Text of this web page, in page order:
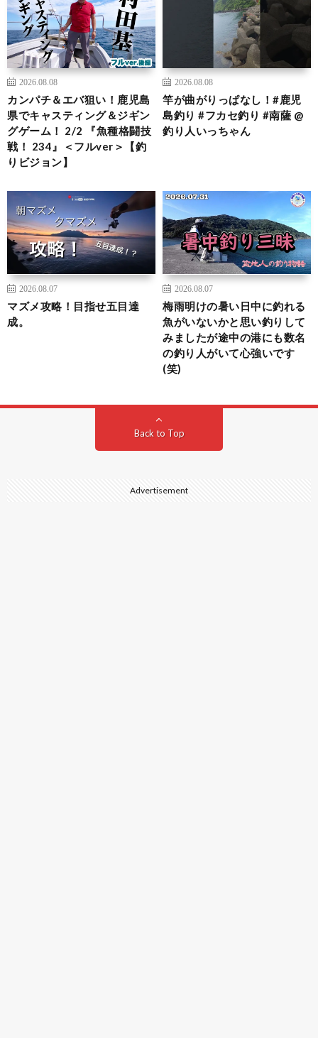
2026.08.08
カンパチ＆エバ狙い！鹿児島
県でキャスティング＆ジギン
グゲーム！ 2/2 『魚種格闘技
戦！ 234』＜フルver＞【釣
りビジョン】
2026.08.08
竿が曲がりっぱなし！#鹿児
島釣り #フカセ釣り #南薩 @
釣り人いっちゃん
2026.08.07
マズメ攻略！目指せ五目達
成。
2026.08.07
梅雨明けの暑い日中に釣れる
魚がいないかと思い釣りして
みましたが途中の港にも数名
の釣り人がいて心強いです
(笑)
Back to Top
Advertisement